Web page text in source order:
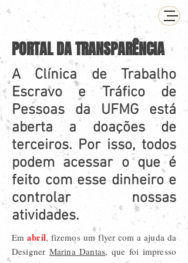
PORTAL DA TRANSPARÊNCIA
A Clínica de Trabalho
Escravo e Tráfico de
Pessoas da UFMG está
aberta a doações de
terceiros. Por isso, todos
podem acessar o que é
feito com esse dinheiro e
controlar nossas
atividades.
Emabril, fizemos um flyer com a ajuda da
Designer Marina Dantas, que foi impresso